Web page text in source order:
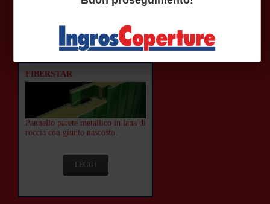
FIBERSTAR
Pannello parete metallico in lana di
roccia con giunto nascosto.
LEGGI